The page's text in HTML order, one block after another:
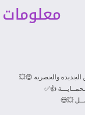
الجديدة والحصرية 😍💥
👍✅
💥😍